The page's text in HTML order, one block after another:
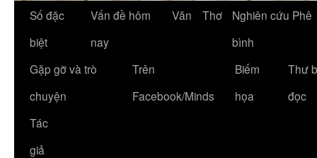
Số đặc
biệt
Vấn đề hôm
nay
Văn Thơ
Nghiên cứu Phê
bình
Gặp gỡ và trò
chuyện
Trên
Facebook/Minds
Biếm
họa
Thư
đọc
Tác
giả